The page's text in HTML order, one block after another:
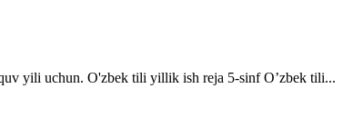
yili uchun. O'zbek tili yillik ish reja 5-sinf O’zbek tili...